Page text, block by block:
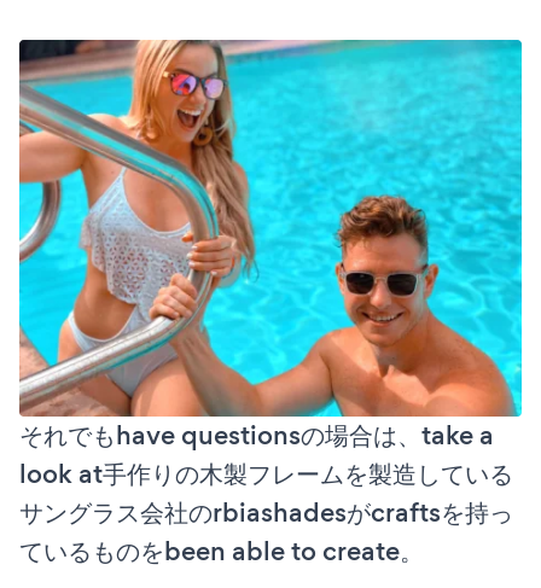
それでもhave questionsの場合は、take a
look at手作りの木製フレームを製造している
サングラス会社のrbiashadesがcraftsを持っ
ているものをbeen able to create。